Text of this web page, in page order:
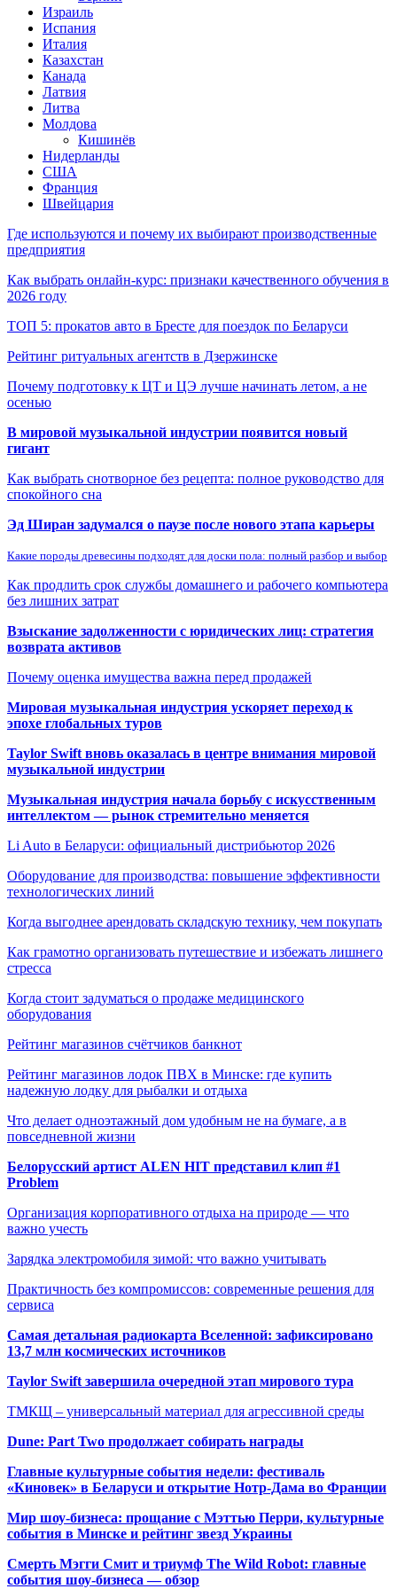
Израиль
Испания
Италия
Казахстан
Канада
Латвия
Литва
Молдова
Кишинёв
Нидерланды
США
Франция
Швейцария
Где используются и почему их выбирают производственные
предприятия
Как выбрать онлайн-курс: признаки качественного обучения в
2026 году
ТОП 5: прокатов авто в Бресте для поездок по Беларуси
Рейтинг ритуальных агентств в Дзержинске
Почему подготовку к ЦТ и ЦЭ лучше начинать летом, а не
осенью
В мировой музыкальной индустрии появится новый
гигант
Как выбрать снотворное без рецепта: полное руководство для
спокойного сна
Эд Ширан задумался о паузе после нового этапа карьеры
Какие породы древесины подходят для доски пола: полный разбор и выбор
Как продлить срок службы домашнего и рабочего компьютера
без лишних затрат
Взыскание задолженности с юридических лиц: стратегия
возврата активов
Почему оценка имущества важна перед продажей
Мировая музыкальная индустрия ускоряет переход к
эпохе глобальных туров
Taylor Swift вновь оказалась в центре внимания мировой
музыкальной индустрии
Музыкальная индустрия начала борьбу с искусственным
интеллектом — рынок стремительно меняется
Li Auto в Беларуси: официальный дистрибьютор 2026
Оборудование для производства: повышение эффективности
технологических линий
Когда выгоднее арендовать складскую технику, чем покупать
Как грамотно организовать путешествие и избежать лишнего
стресса
Когда стоит задуматься о продаже медицинского
оборудования
Рейтинг магазинов счётчиков банкнот
Рейтинг магазинов лодок ПВХ в Минске: где купить
надежную лодку для рыбалки и отдыха
Что делает одноэтажный дом удобным не на бумаге, а в
повседневной жизни
Белорусский артист ALEN HIT представил клип #1
Problem
Организация корпоративного отдыха на природе — что
важно учесть
Зарядка электромобиля зимой: что важно учитывать
Практичность без компромиссов: современные решения для
сервиса
Самая детальная радиокарта Вселенной: зафиксировано
13,7 млн космических источников
Taylor Swift завершила очередной этап мирового тура
ТМКЩ – универсальный материал для агрессивной среды
Dune: Part Two продолжает собирать награды
Главные культурные события недели: фестиваль
«Киновек» в Беларуси и открытие Нотр-Дама во Франции
Мир шоу-бизнеса: прощание с Мэттью Перри, культурные
события в Минске и рейтинг звезд Украины
Смерть Мэгги Смит и триумф The Wild Robot: главные
события шоу-бизнеса — обзор